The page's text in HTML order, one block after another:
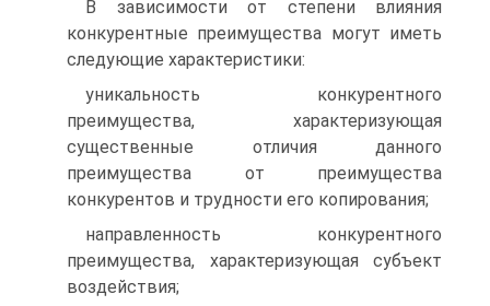
В зависимости от степени влияния
конкурентные преимущества могут иметь
следующие характеристики:
уникальность конкурентного
преимущества, характеризующая
существенные отличия данного
преимущества от преимущества
конкурентов и трудности его копирования;
направленность конкурентного
преимущества, характеризующая субъект
воздействия;